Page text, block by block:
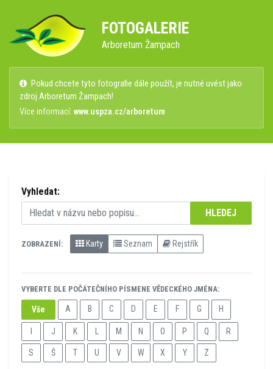
FOTOGALERIE
Arboretum Žampach
Pokud chcete tyto fotografie dále použít, je nutné uvést jako
zdroj Arboretum Žampach!
Více informací: www.uspza.cz/arboretum
Vyhledat:
HLEDEJ
ZOBRAZENÍ: Karty Seznam Rejstřík
VYBERTE DLE POČÁTEČNÍHO PÍSMENE VĚDECKÉHO JMÉNA:
Vše A B C D E F G H
J K M N O P Q R
S Š T U V W X Y Z